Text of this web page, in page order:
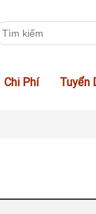
Chi Phí Tuyển